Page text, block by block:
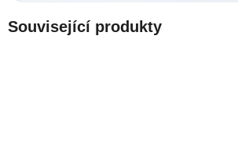
Související produkty